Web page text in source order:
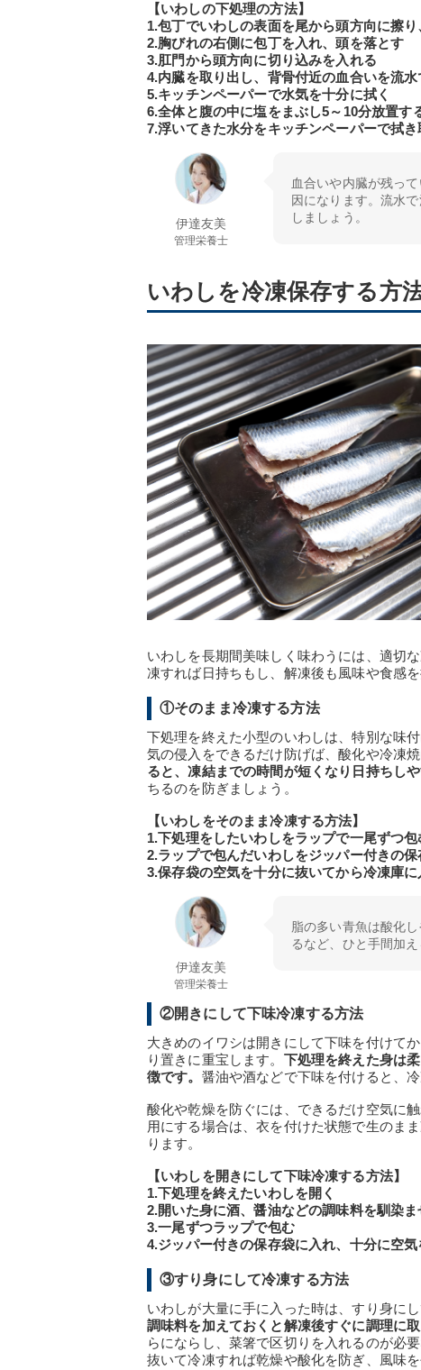
【いわしの下処理の方法】
1.包丁でいわしの表面を尾から頭方向に擦
2.胸びれの右側に包丁を入れ、頭を落とす
3.肛門から頭方向に切り込みを入れる
4.内臓を取り出し、背骨付近の血合いを流水
5.キッチンペーパーで水気を十分に拭く
6.全体と腹の中に塩をまぶし5～10分放置す
7.浮いてきた水分をキッチンペーパーで拭き
伊達友美
管理栄養士
血合いや内臓が残っ
因になります。流水
しましょう。
いわしを冷凍保存する方
いわしを長期間美味しく味わうには、適切
凍すれば日持ちもし、解凍後も風味や食感
①そのまま冷凍する方法
下処理を終えた小型のいわしは、特別な味
気の侵入をできるだけ防げば、酸化や冷凍焼
ると、凍結までの時間が短くなり日持ちし
ちるのを防ぎましょう。
【いわしをそのまま冷凍する方法】
1.下処理をしたいわしをラップで一尾ずつ包
2.ラップで包んだいわしをジッパー付きの
3.保存袋の空気を十分に抜いてから冷凍庫に
伊達友美
管理栄養士
脂の多い青魚は酸化
るなど、ひと手間加
②開きにして下味冷凍する方法
大きめのイワシは開きにして下味を付けて
り置きに重宝します。 下処理を終えた身は
徴です。 醤油や酒などで下味を付けると、
酸化や乾燥を防ぐには、できるだけ空気に
用にする場合は、衣を付けた状態で生のま
ります。
【いわしを開きにして下味冷凍する方法】
1.下処理を終えたいわしを開く
2.開いた身に酒、醤油などの調味料を馴染ま
3.一尾ずつラップで包む
4.ジッパー付きの保存袋に入れ、十分に空
③すり身にして冷凍する方法
いわしが大量に手に入った時は、すり身に
調味料を加えておくと解凍後すぐに調理に
らにならし、菜箸で区切りを入れるのが必
抜いて冷凍すれば乾燥や酸化を防ぎ、風味を